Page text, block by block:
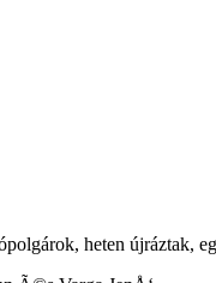
heten újráztak,